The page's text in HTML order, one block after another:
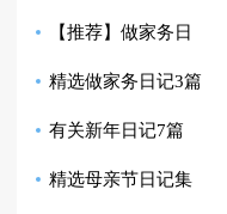
【推荐】做家务日
记合集7篇
精选做家务日记3篇
有关新年日记7篇
精选母亲节日记集